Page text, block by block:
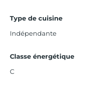
Type de cuisine
Indépendante
Classe énergétique
C